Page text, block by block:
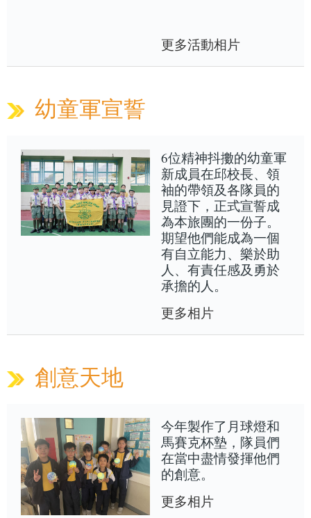
更多活動相片
幼童軍宣誓
6位精神抖擻的幼童軍
新成員在邱校長、領
袖的帶領及各隊員的
見證下，正式宣誓成
為本旅團的一份子。
期望他們能成為一個
有自立能力、樂於助
人、有責任感及勇於
承擔的人。
更多相片
創意天地
今年製作了月球燈和
馬賽克杯墊，隊員們
在當中盡情發揮他們
的創意。
更多相片